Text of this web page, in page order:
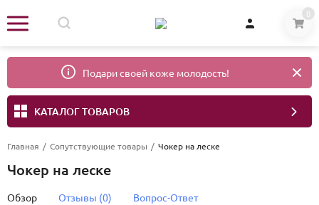
0
Подари своей коже молодость!
КАТАЛОГ ТОВАРОВ
Главная / Сопутствующие товары / Чокер на леске
Чокер на леске
Обзор Отзывы (0) Вопрос-Ответ